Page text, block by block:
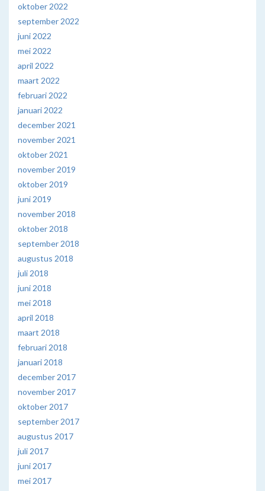
oktober 2022
september 2022
juni 2022
mei 2022
april 2022
maart 2022
februari 2022
januari 2022
december 2021
november 2021
oktober 2021
november 2019
oktober 2019
juni 2019
november 2018
oktober 2018
september 2018
augustus 2018
juli 2018
juni 2018
mei 2018
april 2018
maart 2018
februari 2018
januari 2018
december 2017
november 2017
oktober 2017
september 2017
augustus 2017
juli 2017
juni 2017
mei 2017